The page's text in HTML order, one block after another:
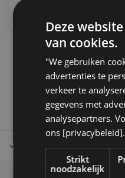
Tot 30 dagen retour sturen.
Deze
van cookies.
"We gebruiken
advertenties te
verkeer te
gegevens met
analysepartners.
ons
Strikt
noodzakelijk